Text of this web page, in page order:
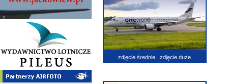
zdjęcie średnie zdjęcie duże